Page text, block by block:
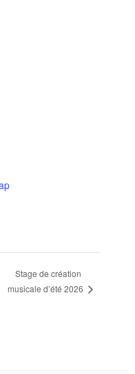
Stage de création
musicale d’été 2026